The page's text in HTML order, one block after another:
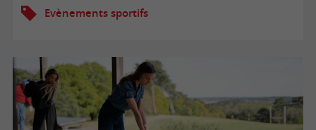
Evènements sportifs